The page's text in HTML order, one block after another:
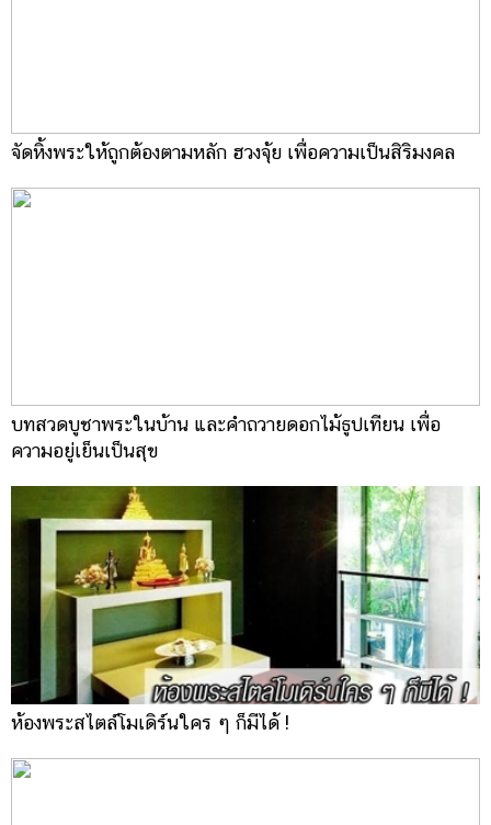
จัดหิ้งพระให้ถูกต้องตามหลัก ฮวงจุ้ย เพื่อความเป็นสิริมงคล
บทสวดบูชาพระในบ้าน และคำถวายดอกไม้ธูปเทียน เพื่อ
ความอยู่เย็นเป็นสุข
ห้องพระสไตล์โมเดิร์นใคร ๆ ก็มีได้ !